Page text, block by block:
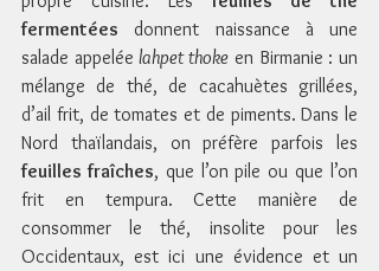
fermentées donnent naissance à une
salade appelée lahpet thoke en Birmanie : un
mélange de thé, de cacahuètes grillées,
d’ail frit, de tomates et de piments. Dans le
feuilles fraîches, que l’on pile ou que l’on
frit en tempura. Cette manière de
consommer le thé, insolite pour les
Occidentaux, est ici une évidence et un